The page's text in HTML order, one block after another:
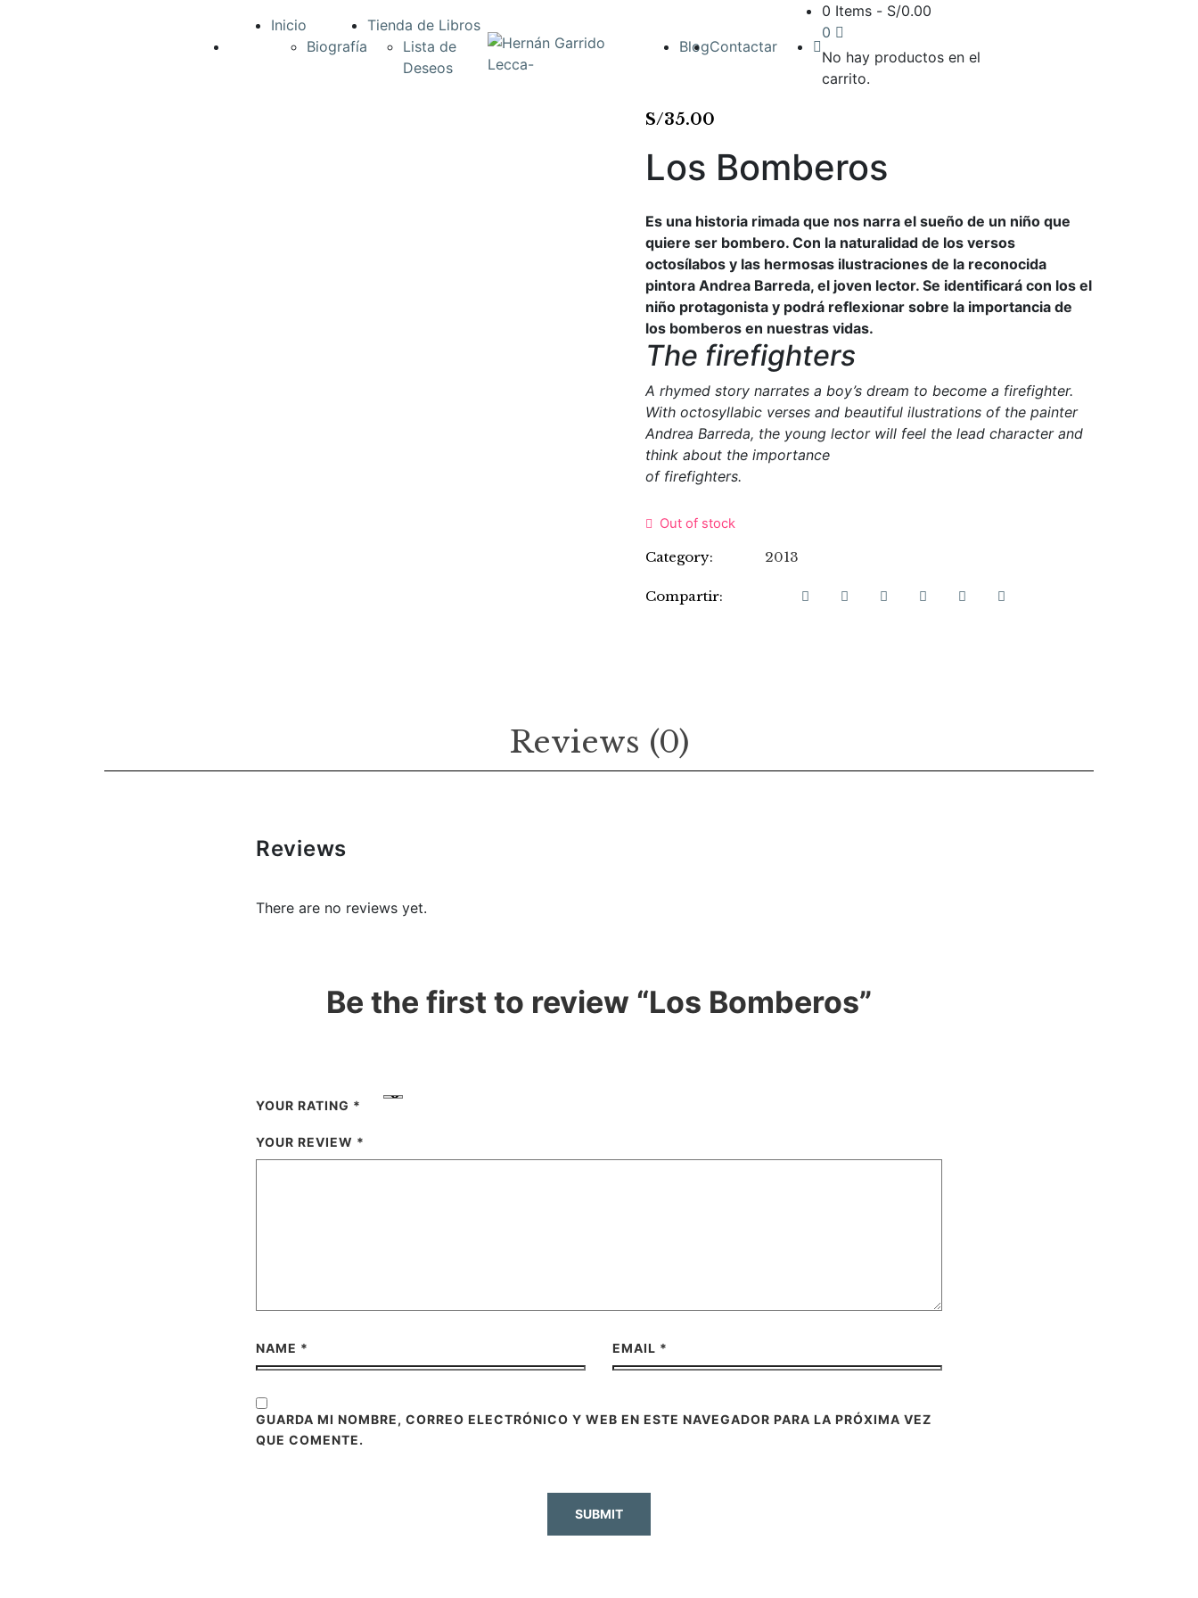
Inicio
Biografía
Tienda de Libros
Lista de
Deseos
BlogContactar
0 Items - S/0.00
0
No hay productos en el
carrito.
S/35.00
Los Bomberos
Es una historia rimada que nos narra el sueño de un niño que
quiere ser bombero. Con la naturalidad de los versos
octosílabos y las hermosas ilustraciones de la reconocida
pintora Andrea Barreda, el joven lector. Se identificará con los el
niño protagonista y podrá reflexionar sobre la importancia de
los bomberos en nuestras vidas.
The firefighters
A rhymed story narrates a boy’s dream to become a firefighter.
With octosyllabic verses and beautiful ilustrations of the painter
Andrea Barreda, the young lector will feel the lead character and
think about the importance
of firefighters.
Out of stock
Category: 2013
Compartir:
Reviews (0)
Reviews
There are no reviews yet.
Be the first to review “Los Bomberos”
YOUR RATING *
YOUR REVIEW *
NAME * EMAIL *
GUARDA MI NOMBRE, CORREO ELECTRÓNICO Y WEB EN ESTE NAVEGADOR PARA LA PRÓXIMA VEZ
QUE COMENTE.